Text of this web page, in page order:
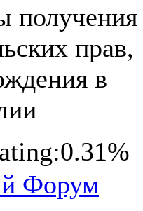
получения
прав,
в
Форум